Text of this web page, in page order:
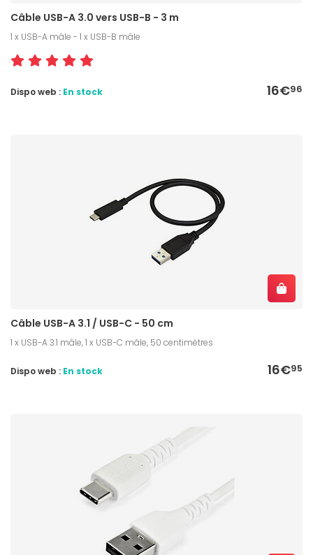
Câble USB-A 3.0 vers USB-B - 3 m
1 x USB-A mâle - 1 x USB-B mâle
16€96
Dispo web : En stock
Câble USB-A 3.1 / USB-C - 50 cm
1 x USB-A 3.1 mâle, 1 x USB-C mâle, 50 centimètres
16€95
Dispo web : En stock